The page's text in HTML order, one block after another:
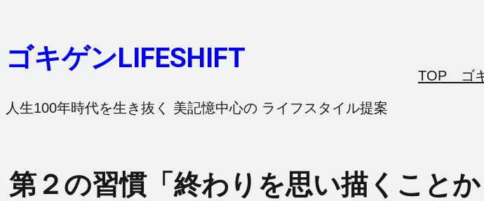
を
キ
ゴキゲンLIFESHIFT
人生100年時代を生き抜く 美記憶中心の ライフスタイル提案
TOP ゴ
第２の習慣「終わりを思い描くこと